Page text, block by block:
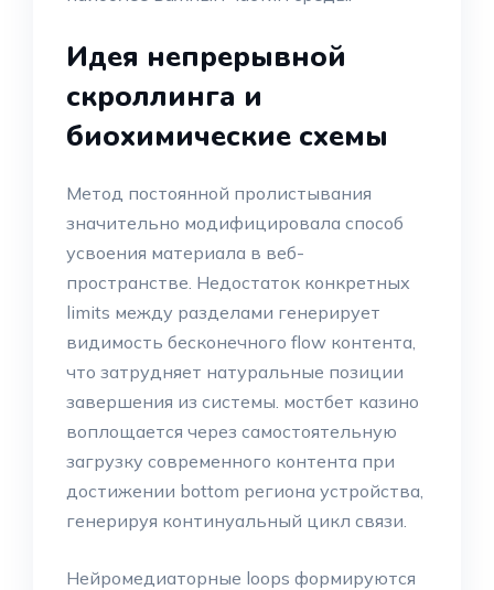
Идея непрерывной
скроллинга и
биохимические схемы
Метод постоянной пролистывания
значительно модифицировала способ
усвоения материала в веб-
пространстве. Недостаток конкретных
limits между разделами генерирует
видимость бесконечного flow контента,
что затрудняет натуральные позиции
завершения из системы. мостбет казино
воплощается через самостоятельную
загрузку современного контента при
достижении bottom региона устройства,
генерируя континуальный цикл связи.
Нейромедиаторные loops формируются